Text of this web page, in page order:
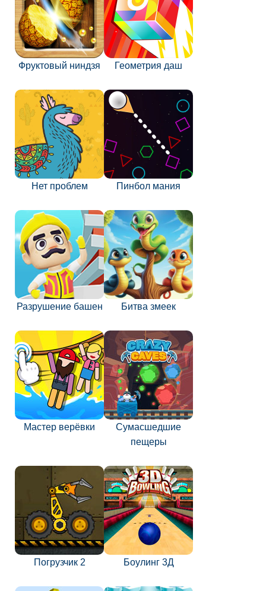
Фруктовый ниндзя Геометрия даш
Нет проблем Пинбол мания
Разрушение башен Битва змеек
Мастер верёвки
Сумасшедшие
пещеры
Погрузчик 2 Боулинг 3Д